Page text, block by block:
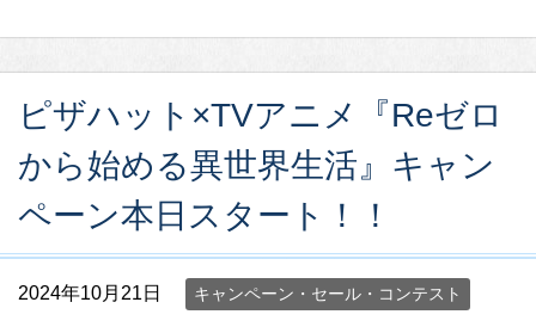
ピザハット×TVアニメ『Reゼロ
から始める異世界生活』キャン
ペーン本日スタート！！
2024年10月21日 キャンペーン・セール・コンテスト